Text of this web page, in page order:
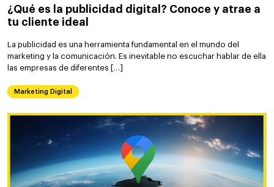
¿Qué es la publicidad digital? Conoce y atrae a
tu cliente ideal
La publicidad es una herramienta fundamental en el mundo del
marketing y la comunicación. Es inevitable no escuchar hablar de ella
las empresas de diferentes […]
Marketing Digital